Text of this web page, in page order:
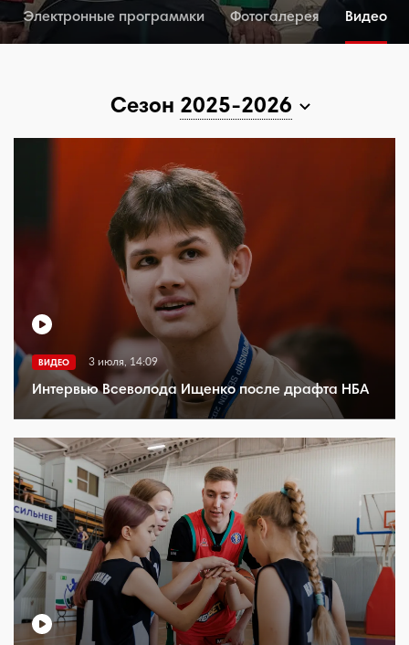
Электронные программки Фотогалерея Видео
Сезон 2025-2026
ВИДЕО 3 июля, 14:09
Интервью Всеволода Ищенко после драфта НБА